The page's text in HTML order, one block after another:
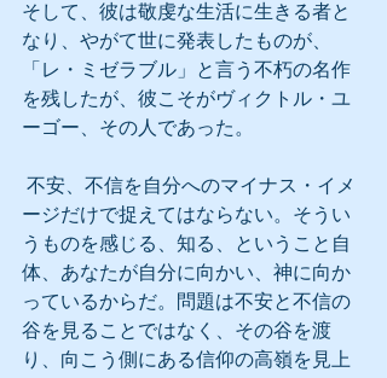
そして、彼は敬虔な生活に生きる者と
なり、やがて世に発表したものが、
「レ・ミゼラブル」と言う不朽の名作
を残したが、彼こそがヴィクトル・ユ
ーゴー、その人であった。
ージだけで捉えてはならない。そうい
うものを感じる、知る、ということ自
体、あなたが自分に向かい、神に向か
っているからだ。問題は不安と不信の
谷を見ることではなく、その谷を渡
り、向こう側にある信仰の高嶺を見上